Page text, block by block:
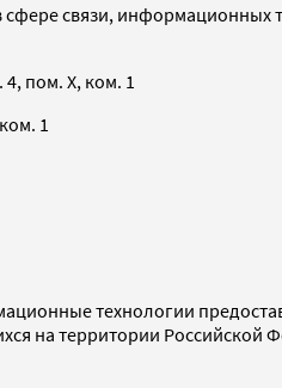
связи,
пом. X, ком. 1
1
технологии
на территории Российской